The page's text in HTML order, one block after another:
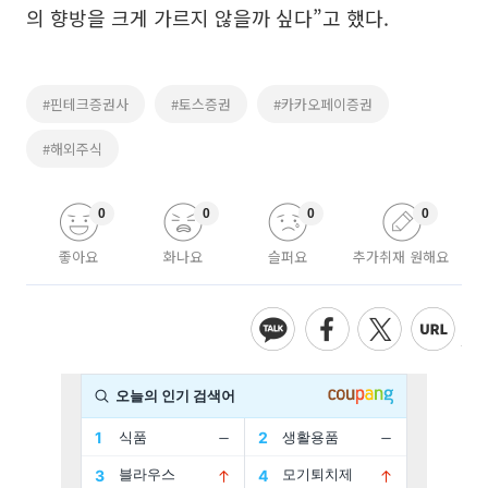
의 향방을 크게 가르지 않을까 싶다”고 했다.
#핀테크증권사 #토스증권 #카카오페이증권
#해외주식
좋아요
0
화나요
0
슬퍼요
0
추가취재 원해요
0